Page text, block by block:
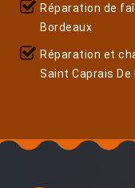
Réparation de
Bordeaux
Réparation et
Saint Caprais De